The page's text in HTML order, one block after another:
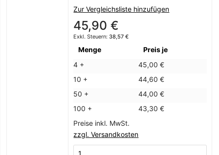
Zur Vergleichsliste hinzufügen
45,90 €
38,57 €
Menge
Preis je
4 +
45,00 €
10 +
44,60 €
50 +
44,00 €
100 +
43,30 €
Preise inkl. MwSt.
zzgl. Versandkosten